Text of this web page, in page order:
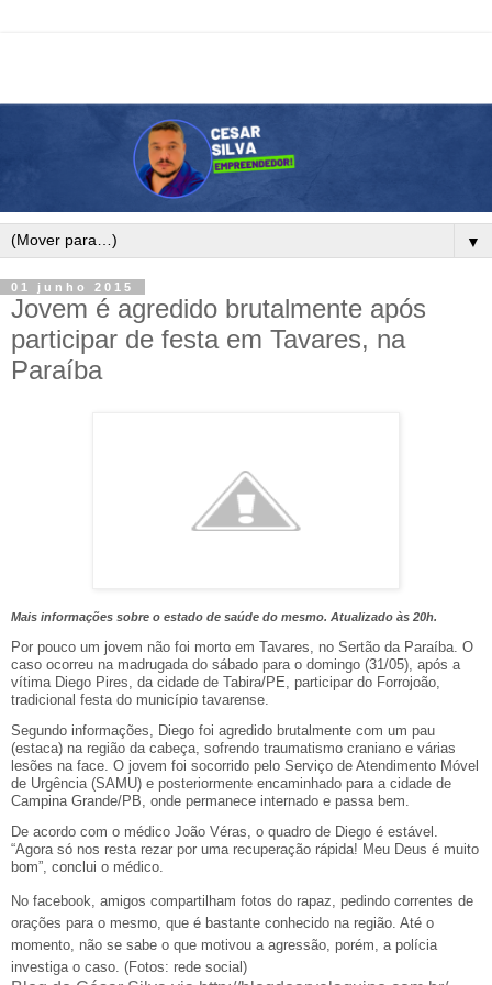
▼
01 junho 2015
Jovem é agredido brutalmente após
participar de festa em Tavares, na
Paraíba
Mais informações sobre o estado de saúde do mesmo. Atualizado às 20h.
Por pouco um jovem não foi morto em Tavares, no Sertão da Paraíba. O
caso ocorreu na madrugada do sábado para o domingo (31/05), após a
vítima Diego Pires, da cidade de Tabira/PE, participar do Forrojoão,
tradicional festa do município tavarense.
Segundo informações, Diego foi agredido brutalmente com um pau
(estaca) na região da cabeça, sofrendo traumatismo craniano e várias
lesões na face. O jovem foi socorrido pelo Serviço de Atendimento Móvel
de Urgência (SAMU) e posteriormente encaminhado para a cidade de
Campina Grande/PB, onde permanece internado e passa bem.
De acordo com o médico João Véras, o quadro de Diego é estável.
“Agora só nos resta rezar por uma recuperação rápida! Meu Deus é muito
bom”, conclui o médico.
No facebook, amigos compartilham fotos do rapaz, pedindo correntes de
orações para o mesmo, que é bastante conhecido na região. Até o
momento, não se sabe o que motivou a agressão, porém, a polícia
investiga o caso. (Fotos: rede social)